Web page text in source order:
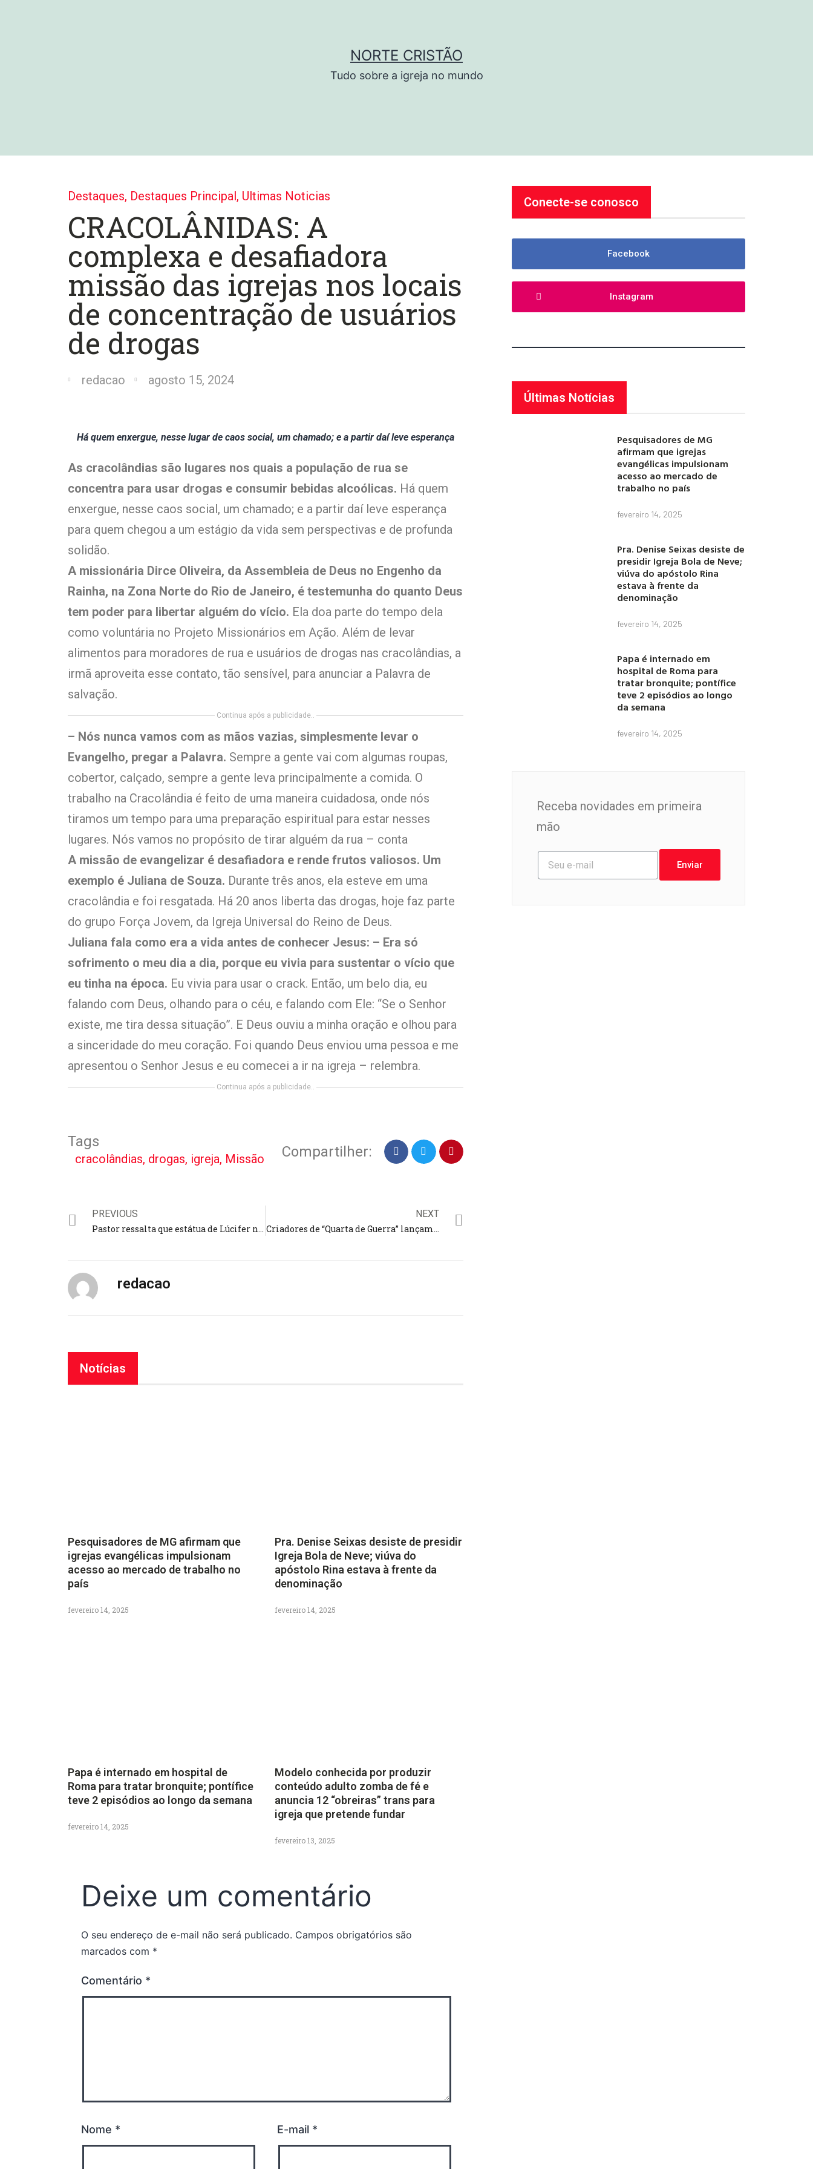
NORTE CRISTÃO
Tudo sobre a igreja no mundo
Destaques, Destaques Principal, Ultimas Noticias
CRACOLÂNIDAS: A
complexa e desafiadora
missão das igrejas nos locais
de concentração de usuários
de drogas
redacao agosto 15, 2024
Há quem enxergue, nesse lugar de caos social, um chamado; e a partir daí leve esperança
As cracolândias são lugares nos quais a população de rua se
concentra para usar drogas e consumir bebidas alcoólicas. Há quem
enxergue, nesse caos social, um chamado; e a partir daí leve esperança
para quem chegou a um estágio da vida sem perspectivas e de profunda
solidão.
A missionária Dirce Oliveira, da Assembleia de Deus no Engenho da
Rainha, na Zona Norte do Rio de Janeiro, é testemunha do quanto Deus
tem poder para libertar alguém do vício. Ela doa parte do tempo dela
como voluntária no Projeto Missionários em Ação. Além de levar
alimentos para moradores de rua e usuários de drogas nas cracolândias, a
irmã aproveita esse contato, tão sensível, para anunciar a Palavra de
salvação.
Continua após a publicidade..
– Nós nunca vamos com as mãos vazias, simplesmente levar o
Evangelho, pregar a Palavra. Sempre a gente vai com algumas roupas,
cobertor, calçado, sempre a gente leva principalmente a comida. O
trabalho na Cracolândia é feito de uma maneira cuidadosa, onde nós
tiramos um tempo para uma preparação espiritual para estar nesses
lugares. Nós vamos no propósito de tirar alguém da rua – conta
A missão de evangelizar é desafiadora e rende frutos valiosos. Um
exemplo é Juliana de Souza. Durante três anos, ela esteve em uma
cracolândia e foi resgatada. Há 20 anos liberta das drogas, hoje faz parte
do grupo Força Jovem, da Igreja Universal do Reino de Deus.
Juliana fala como era a vida antes de conhecer Jesus: – Era só
sofrimento o meu dia a dia, porque eu vivia para sustentar o vício que
eu tinha na época. Eu vivia para usar o crack. Então, um belo dia, eu
falando com Deus, olhando para o céu, e falando com Ele: “Se o Senhor
existe, me tira dessa situação”. E Deus ouviu a minha oração e olhou para
a sinceridade do meu coração. Foi quando Deus enviou uma pessoa e me
apresentou o Senhor Jesus e eu comecei a ir na igreja – relembra.
Continua após a publicidade..
Tags
cracolândias, drogas, igreja, Missão Compartilher:
PREVIOUS
Pastor ressalta que estátua de Lúcifer no Rio Grande do Sul não abalará a Igreja: ‘o mal não tem poder sobre nós’
NEXT
Criadores de “Quarta de Guerra” lançam, em setembro nova produção: ‘A Forja – O Poder da Transformação’
redacao
Notícias
Pesquisadores de MG afirmam que
igrejas evangélicas impulsionam
acesso ao mercado de trabalho no
país
fevereiro 14, 2025
Pra. Denise Seixas desiste de presidir
Igreja Bola de Neve; viúva do
apóstolo Rina estava à frente da
denominação
fevereiro 14, 2025
Papa é internado em hospital de
Roma para tratar bronquite; pontífice
teve 2 episódios ao longo da semana
fevereiro 14, 2025
Modelo conhecida por produzir
conteúdo adulto zomba de fé e
anuncia 12 “obreiras” trans para
igreja que pretende fundar
fevereiro 13, 2025
Deixe um comentário
O seu endereço de e-mail não será publicado. Campos obrigatórios são
marcados com *
Comentário *
Nome * E-mail *
Conecte-se conosco
Facebook
Instagram
Últimas Notícias
Pesquisadores de MG
afirmam que igrejas
evangélicas impulsionam
acesso ao mercado de
trabalho no país
fevereiro 14, 2025
Pra. Denise Seixas desiste de
presidir Igreja Bola de Neve;
viúva do apóstolo Rina
estava à frente da
denominação
fevereiro 14, 2025
Papa é internado em
hospital de Roma para
tratar bronquite; pontífice
teve 2 episódios ao longo
da semana
fevereiro 14, 2025
Receba novidades em primeira
mão
Enviar